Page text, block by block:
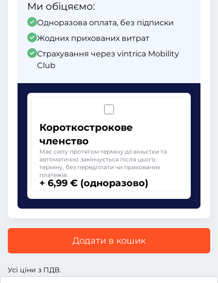
Ми обіцяємо:
Одноразова оплата, без підписки
Жодних прихованих витрат
Страхування через vintrica Mobility
Club
Короткострокове
членство
Має силу протягом терміну дії віньєтки та
автоматично закінчується після цього
терміну, без передплати чи прихованих
платежів.
+ 6,99 € (одноразово)
Додати в кошик
Усі ціни з ПДВ.